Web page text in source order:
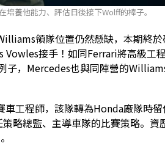
養他能力、評估日後接下Wolff的棒子。
領隊位置仍然懸缺，本期終於
接手！如同Ferrari將高級工
子，Mercedes也與同陣營的
工程師，該隊轉為Honda廠隊時
略總監、主導車隊的比賽策略。資